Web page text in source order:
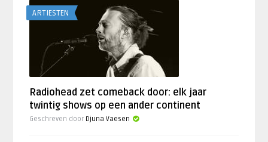
ARTIESTEN
Radiohead zet comeback door: elk jaar
twintig shows op een ander continent
Geschreven door Djuna Vaesen